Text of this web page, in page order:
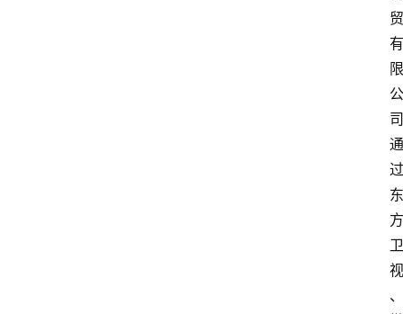
贸
有
限
公
司
通
过
东
方
卫
视
、